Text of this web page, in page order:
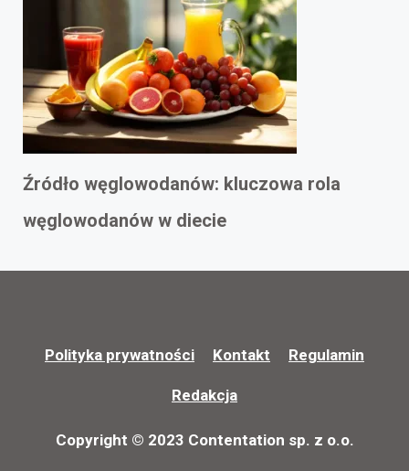
Źródło węglowodanów: kluczowa rola
węglowodanów w diecie
Polityka prywatności Kontakt Regulamin
Redakcja
Copyright © 2023 Contentation sp. z o.o.